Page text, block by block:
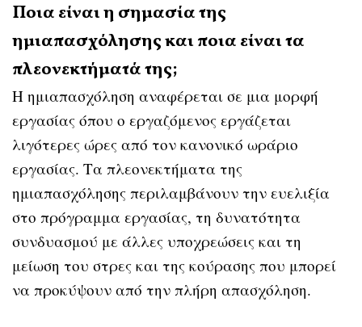
Ποια είναι η σημασία της
ημιαπασχόλησης και ποια είναι τα
πλεονεκτήματά της;
Η ημιαπασχόληση αναφέρεται σε μια μορφή
εργασίας όπου ο εργαζόμενος εργάζεται
λιγότερες ώρες από τον κανονικό ωράριο
εργασίας. Τα πλεονεκτήματα της
ημιαπασχόλησης περιλαμβάνουν την ευελιξία
στο πρόγραμμα εργασίας, τη δυνατότητα
συνδυασμού με άλλες υποχρεώσεις και τη
μείωση του στρες και της κούρασης που μπορεί
να προκύψουν από την πλήρη απασχόληση.